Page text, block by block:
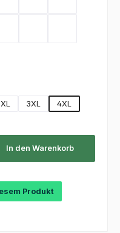
3XL
4XL
In den Warenkorb
Produkt